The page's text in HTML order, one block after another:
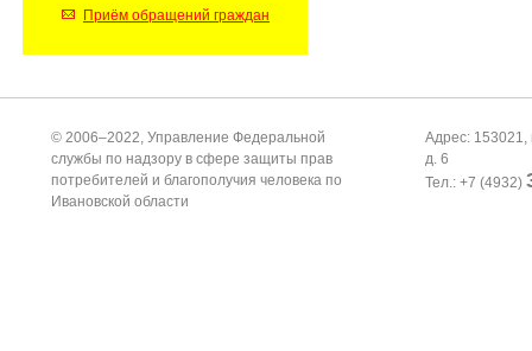
Приём обращений граждан
© 2006–2022, Управление Федеральной
службы по надзору в сфере защиты прав
потребителей и благополучия человека по
Ивановской области
Адрес: 153021,
д. 6
Тел.: +7 (4932)